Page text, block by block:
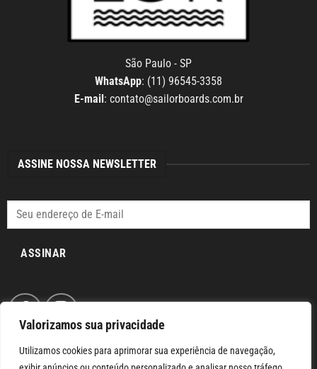
Valorizamos sua privacidade
Utilizamos cookies para aprimorar sua experiência de navegação,
São Paulo - SP
WhatsApp: (11) 96545-3358
E-mail: contato@sailorboards.com.br
ASSINE NOSSA NEWSLETTER
ASSINAR